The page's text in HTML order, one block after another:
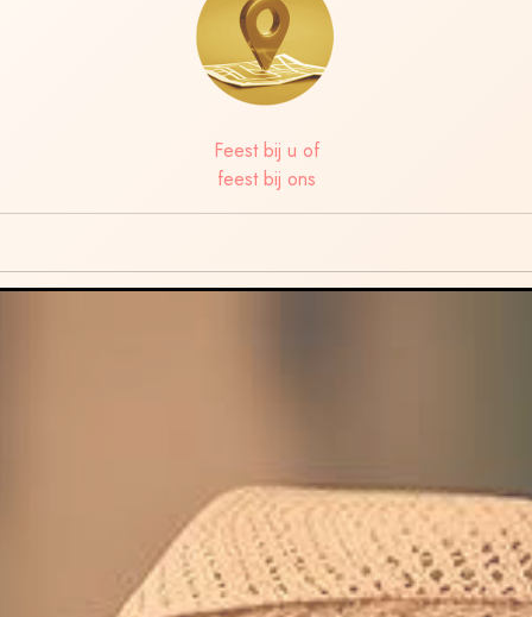
Feest bij u of
feest bij ons